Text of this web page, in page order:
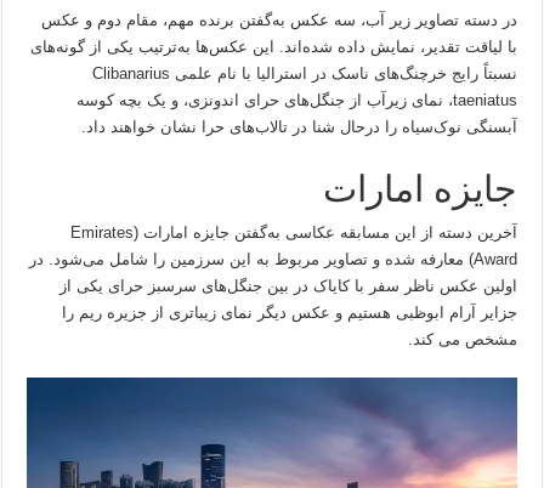
در دسته تصاویر زیر آب، سه عکس به‌گفتن برنده مهم، مقام دوم و عکس
با لیاقت تقدیر، نمایش داده شده‌اند. این عکس‌ها به‌ترتیب یکی از گونه‌های
نسبتاً رایج خرچنگ‌های ناسک در استرالیا با نام علمی Clibanarius
taeniatus، نمای زیرآب از جنگل‌های حرای اندونزی، و یک بچه کوسه
آبسنگی نوک‌سیاه را درحال شنا در تالاب‌های حرا نشان خواهند داد.
جایزه امارات
آخرین دسته از این مسابقه عکاسی به‌گفتن جایزه امارات (Emirates
Award) معارفه شده و تصاویر مربوط به این سرزمین را شامل می‌شود. در
اولین عکس ناظر سفر با کایاک در بین جنگل‌های سرسبز حرای یکی از
جزایر آرام ابوظبی هستیم و عکس دیگر نمای زیباتری از جزیره ریم را
مشخص می کند.